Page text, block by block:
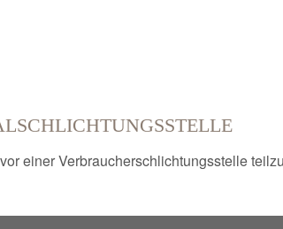
einer Verbraucherschlichtungsstelle